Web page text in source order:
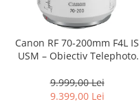
Canon RF 70-200mm F4L IS
USM – Obiectiv Telephoto
9.999,00 Lei
9.399,00 Lei